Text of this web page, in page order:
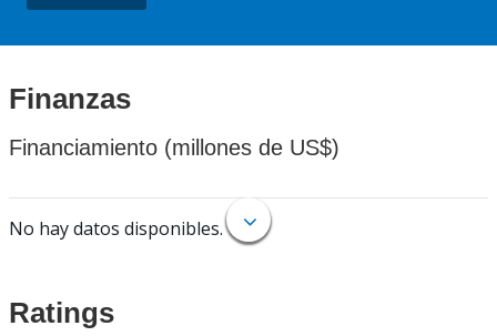
Finanzas
Financiamiento (millones de US$)
No hay datos disponibles.
Ratings